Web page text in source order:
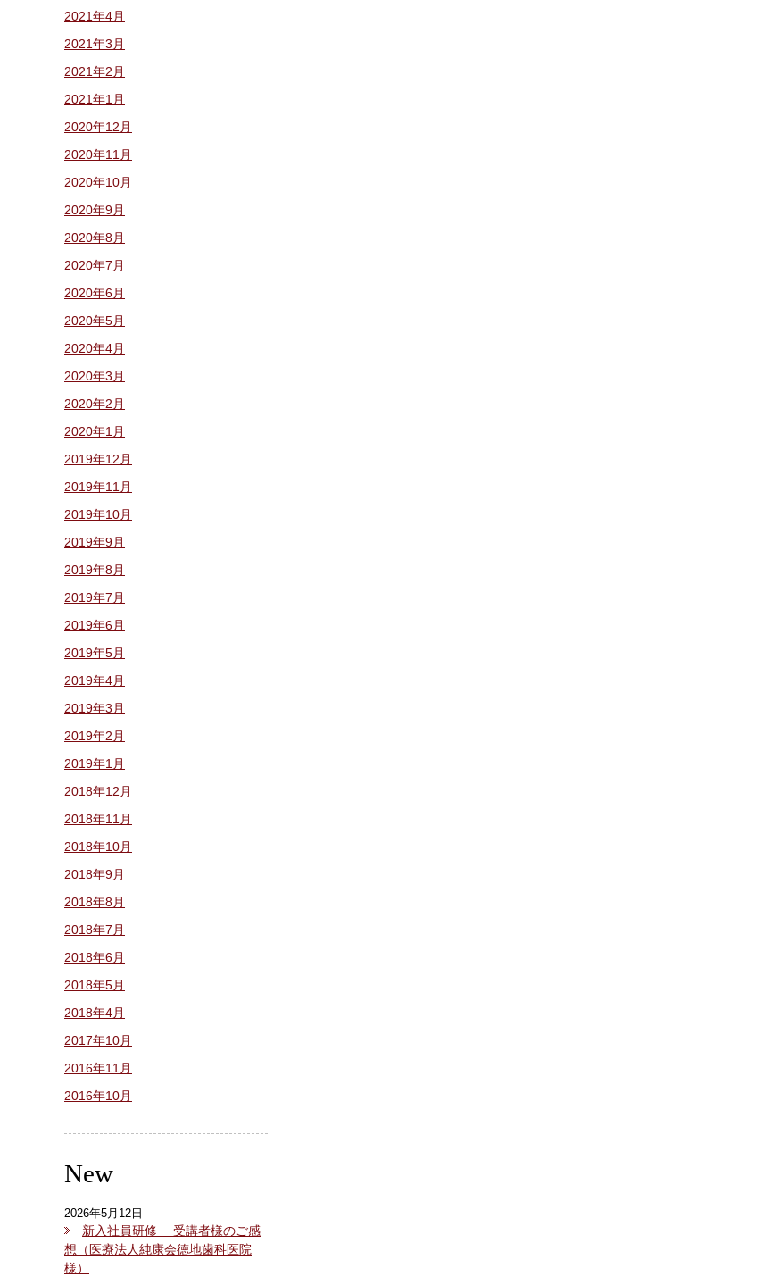
2021年4月
2021年3月
2021年2月
2021年1月
2020年12月
2020年11月
2020年10月
2020年9月
2020年8月
2020年7月
2020年6月
2020年5月
2020年4月
2020年3月
2020年2月
2020年1月
2019年12月
2019年11月
2019年10月
2019年9月
2019年8月
2019年7月
2019年6月
2019年5月
2019年4月
2019年3月
2019年2月
2019年1月
2018年12月
2018年11月
2018年10月
2018年9月
2018年8月
2018年7月
2018年6月
2018年5月
2018年4月
2017年10月
2016年11月
2016年10月
New
2026年5月12日
新入社員研修 受講者様のご感
想（医療法人純康会徳地歯科医院
様）